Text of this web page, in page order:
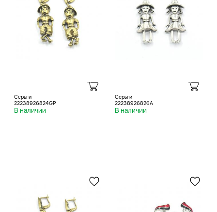
Серьги
22238926824GP
В наличии
Серьги
22238926826A
В наличии